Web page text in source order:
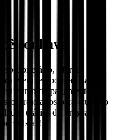
sonhava
proprietário, oferece um
e em tempo real, painéis
de pagamento
são projetados para ajudá-lo
diárias do programa